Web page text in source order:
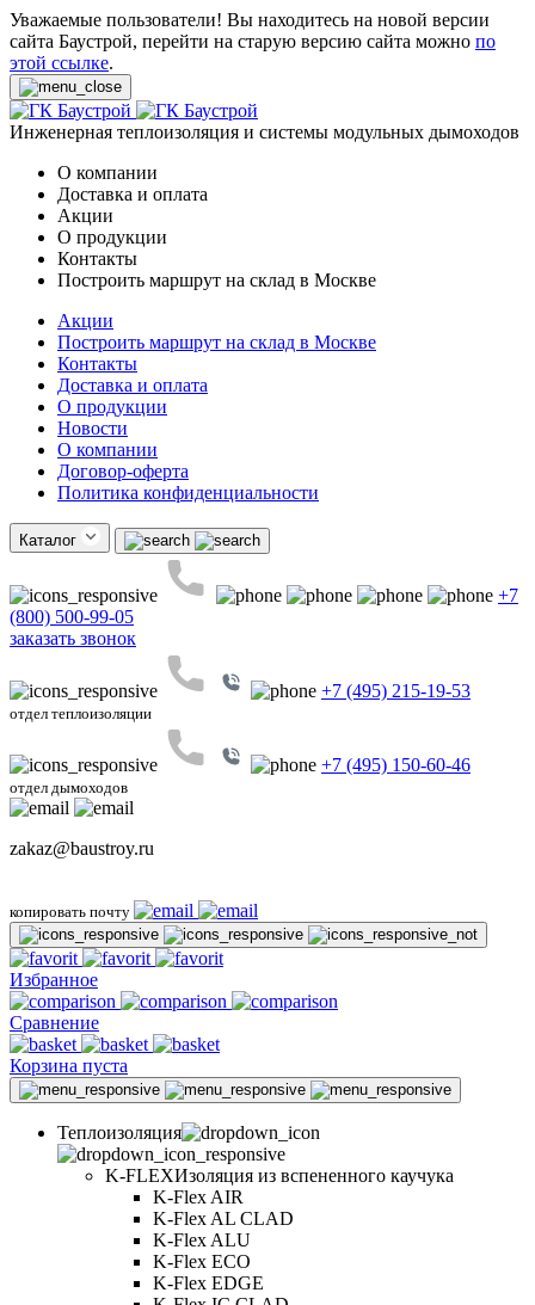
Уважаемые пользователи! Вы находитесь на новой версии
сайта Баустрой, перейти на старую версию сайта можно по
этой ссылке.
Инженерная теплоизоляция и системы модульных дымоходов
О компании
Доставка и оплата
Акции
О продукции
Контакты
Построить маршрут на склад в Москве
Акции
Построить маршрут на склад в Москве
Контакты
Доставка и оплата
О продукции
Новости
О компании
Договор-оферта
Политика конфиденциальности
Каталог
+7
(800) 500-99-05
заказать звонок
+7 (495) 215-19-53
отдел теплоизоляции
+7 (495) 150-60-46
отдел дымоходов
zakaz@baustroy.ru
копировать почту
Избранное
Сравнение
Корзина пуста
Теплоизоляция
K-FLEXИзоляция из вспененного каучука
K-Flex AIR
K-Flex AL CLAD
K-Flex ALU
K-Flex ECO
K-Flex EDGE